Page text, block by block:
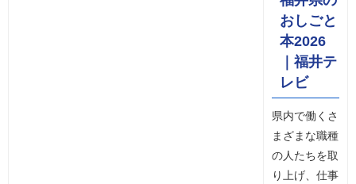
おしごと
本2026
｜福井テ
レビ
県内で働くさ
まざまな職種
の人たちを取
り上げ、仕事